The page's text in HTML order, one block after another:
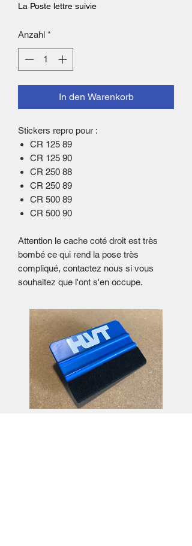
La Poste lettre suivie
Anzahl *
In den Warenkorb
Stickers repro pour :
CR 125 89
CR 125 90
CR 250 88
CR 250 89
CR 500 89
CR 500 90
Attention le cache coté droit est très
bombé ce qui rend la pose très
compliqué, contactez nous si vous
souhaitez que l'ont s'en occupe.